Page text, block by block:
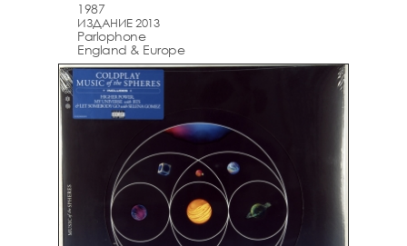
1987
ИЗДАНИЕ 2013
Parlophone
England & Europe